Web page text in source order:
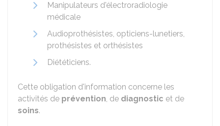
Manipulateurs d'électroradiologie
médicale
Audioprothésistes, opticiens-lunetiers,
prothésistes et orthésistes
Diététiciens.
Cette obligation d'information concerne les
activités de prévention, de diagnostic et de
soins.